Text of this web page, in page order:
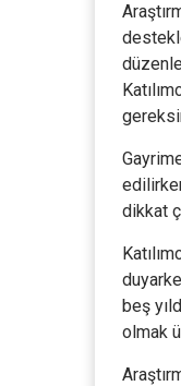
dikkat
beş
olmak